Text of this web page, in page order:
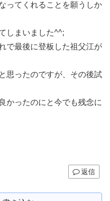
ってくれることを願うしか
しまいました^^;
で最後に登板した祖父江が
思ったのですが、その後試
かったのにと今でも残念に
返信